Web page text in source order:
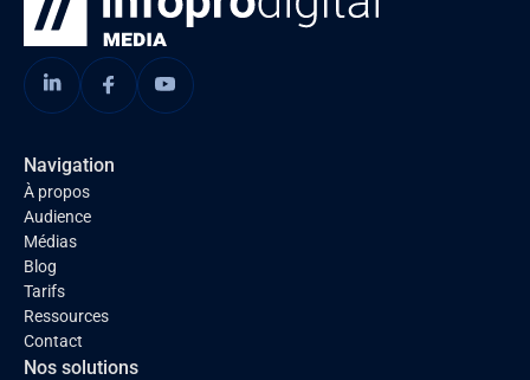
Navigation
À propos
Audience
Médias
Blog
Tarifs
Ressources
Contact
Nos solutions